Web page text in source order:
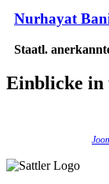
Nurhayat
Staatl.
Einblicke in